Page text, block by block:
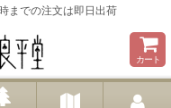
までの注文は即日出荷
カート